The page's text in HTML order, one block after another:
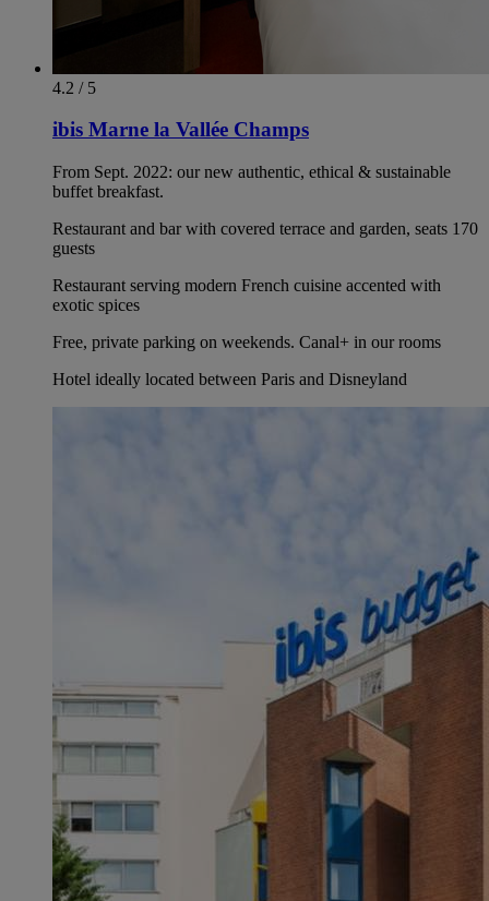
4.2 / 5
ibis Marne la Vallée Champs
From Sept. 2022: our new authentic, ethical & sustainable
buffet breakfast.
Restaurant and bar with covered terrace and garden, seats 170
guests
Restaurant serving modern French cuisine accented with
exotic spices
Free, private parking on weekends. Canal+ in our rooms
Hotel ideally located between Paris and Disneyland